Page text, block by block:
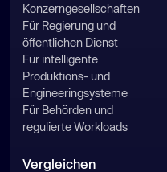
Konzerngesellschaften
Für Regierung und
öffentlichen Dienst
Für intelligente
Produktions- und
Engineeringsysteme
Für Behörden und
regulierte Workloads
Vergleichen